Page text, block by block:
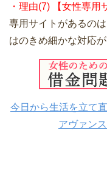
・理由(7) 【女性専用
専用サイトがあるの
はのきめ細かな対応
今日から生活を立て
アヴァン